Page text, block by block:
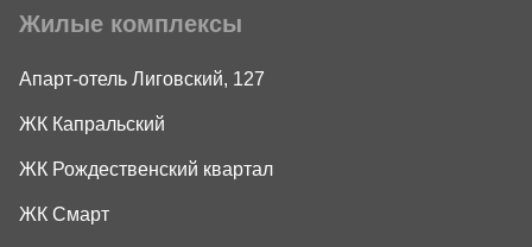
Жилые комплексы
Апарт-отель Лиговский, 127
ЖК Капральский
ЖК Рождественский квартал
ЖК Смарт